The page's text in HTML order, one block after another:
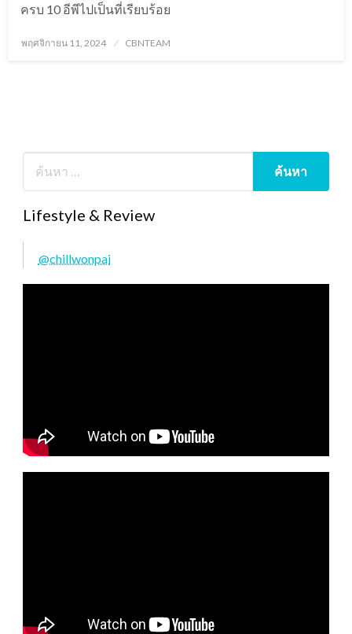
ครบ 10 อีพีไปเป็นที่เรียบร้อย
Posted
พฤศจิกายน 11, 2024 CBNTEAM
Lifestyle & Review
@chillwonpai